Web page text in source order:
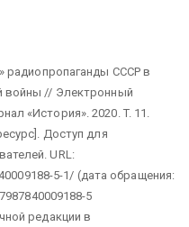
радиопропаганды СССР в
войны // Электронный
«История». 2020. T. 11.
Доступ для
URL:
5-1/ (дата обращения:
5
редакции в